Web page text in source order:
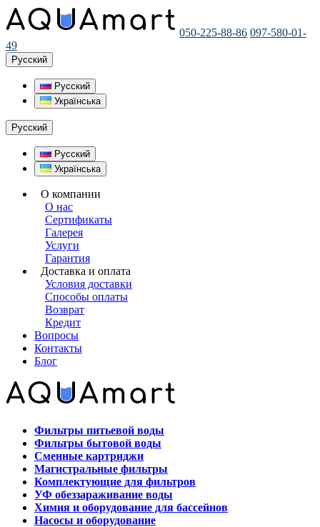
050-225-88-86 097-580-01-
49
Русский
Русский
Українська
Русский
Русский
Українська
О компании
О нас
Сертификаты
Галерея
Услуги
Гарантия
Доставка и оплата
Условия доставки
Способы оплаты
Возврат
Кредит
Вопросы
Контакты
Блог
Фильтры питьевой воды
Фильтры бытовой воды
Сменные картриджи
Магистральные фильтры
Комплектующие для фильтров
УФ обеззараживание воды
Химия и оборудование для бассейнов
Насосы и оборудование